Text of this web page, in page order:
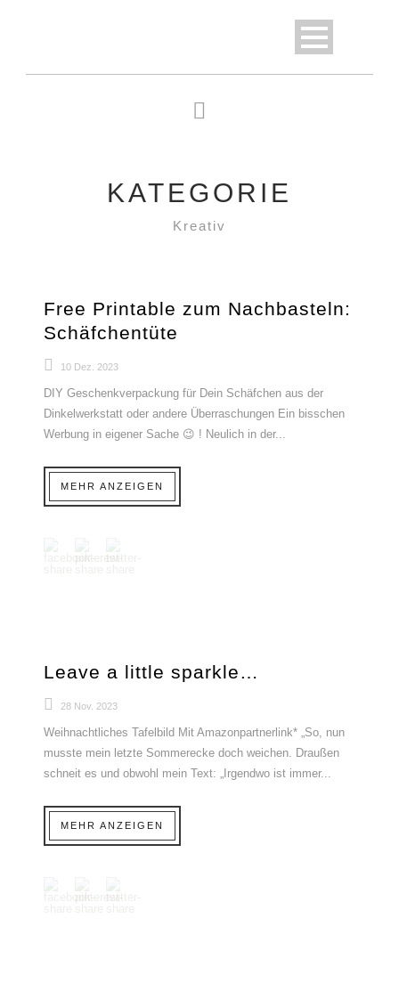
KATEGORIE
Kreativ
Free Printable zum Nachbasteln:
Schäfchentüte
10 Dez. 2023
DIY Geschenkverpackung für Dein Schäfchen aus der
Dinkelwerkstatt oder andere Überraschungen Ein bisschen
Werbung in eigener Sache 😉 ! Neulich in der...
MEHR ANZEIGEN
Leave a little sparkle…
28 Nov. 2023
Weihnachtliches Tafelbild Mit Amazonpartnerlink* „So, nun
musste mein letzte Sommerecke doch weichen. Draußen
schneit es und obwohl mein Text: „Irgendwo ist immer...
MEHR ANZEIGEN